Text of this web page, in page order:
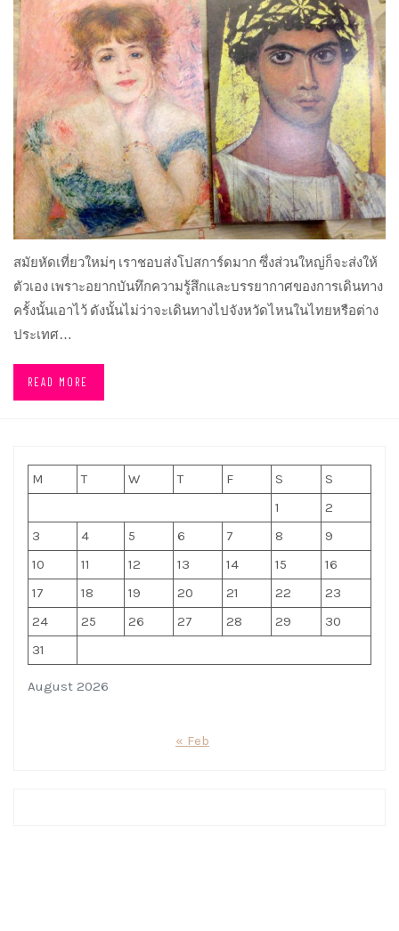
สมัยหัดเที่ยวใหม่ๆ เราชอบส่งโปสการ์ดมาก ซึ่งส่วนใหญ่ก็จะส่งให้
ตัวเอง เพราะอยากบันทึกความรู้สึกและบรรยากาศของการเดินทาง
ครั้งนั้นเอาไว้ ดังนั้นไม่ว่าจะเดินทางไปจังหวัดไหนในไทยหรือต่าง
ประเทศ…
READ MORE
August 2026
M T W T F S
S
1
2
3
4 5 6 7 8
9
10
11 12 13 14 15
16
17
18 19 20 21 22
23
24
25 26 27 28 29
30
31
« Feb